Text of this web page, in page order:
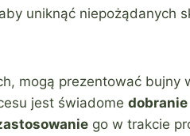
uniknąć niepożądanych
mogą prezentować bujny
jest świadome dobranie
go w trakcie